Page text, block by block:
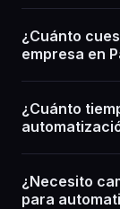
¿Cuánto
empresa en
¿Cuánto
¿Necesito
para